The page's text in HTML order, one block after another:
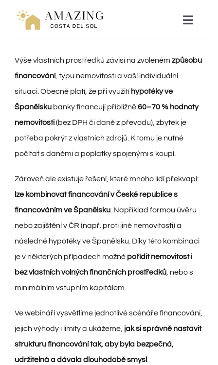
Toggle
NAVEN
RESORT LIVING
HYPOTÉKA
ZÁŽITKY
Výše vlastních prostředků závisí na zvoleném způsobu
financování, typu nemovitosti a vaší individuální
situaci. Obecně platí, že při využití hypotéky ve
Španělskubanky financují přibližně60–70 % hodnoty
nemovitosti(bez DPH či daně z převodu), zbytek je
potřeba pokrýt z vlastních zdrojů. K tomu je nutné
počítat s daněmi a poplatky spojenými s koupí.
Zároveň ale existuje řešení, které mnoho lidí překvapí:
lze kombinovat financování v České republice s
financováním ve Španělsku. Například formou úvěru
nebo zajištění v ČR (např. proti jiné nemovitosti) a
následné hypotéky ve Španělsku. Díky této kombinaci
je v některých případech možné pořídit nemovitost i
bez vlastních volných finančních prostředků, nebo s
minimálním vstupním kapitálem.
Ve webináři vysvětlíme jednotlivé scénáře financování,
jejich výhody i limity a ukážeme, jak si správně nastavit
strukturu financování tak, aby byla bezpečná,
udržitelná a dávala dlouhodobě smysl.